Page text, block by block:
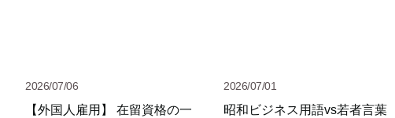
2026/07/06
【外国人雇用】 在留資格の一
2026/07/01
昭和ビジネス用語vs若者言葉